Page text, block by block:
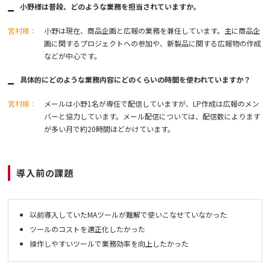
小野様は普段、どのような業務を担当されていますか。
宮村様：
小野は現在、商品企画と広報の業務を兼任しています。主に商品企
画に関するプロジェクトへの参加や、新製品に関する広報物の作成
などが中心です。
具体的にどのような業務内容にどのくらいの時間を使われていますか？
宮村様：
メールは小野1名が専任で配信していますが、LP作成は広報のメン
バーと協力しています。メール配信については、配信数によります
が多い月で約20時間ほどかけています。
導入前の課題
以前導入していたMAツールが難解で使いこなせていなかった
ツールのコストを適正化したかった
操作しやすいツールで業務効率を向上したかった